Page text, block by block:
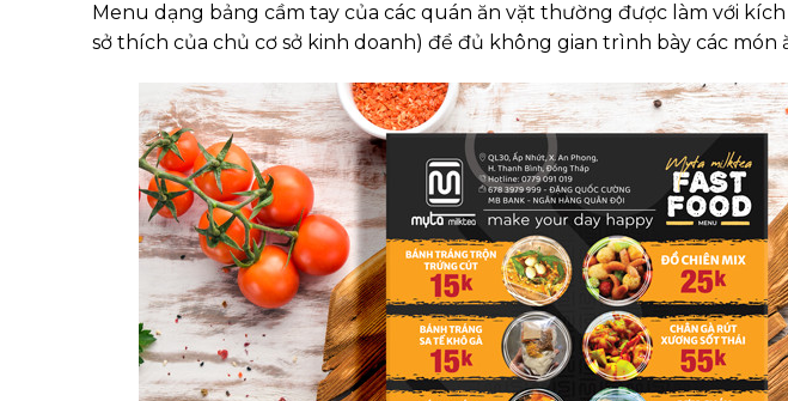
Menu dạng bảng cầm tay của các quán ăn vặt thường được làm với
sở thích của chủ cơ sở kinh doanh) để đủ không gian trình bày các món